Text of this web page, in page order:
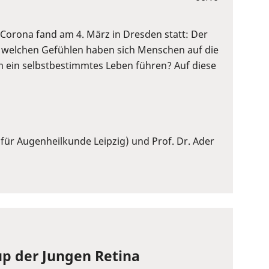
fand am 4. März in Dresden statt: Der
Gefühlen haben sich Menschen auf die
selbstbestimmtes Leben führen? Auf diese
Augenheilkunde Leipzig) und Prof. Dr. Ader
der Jungen Retina